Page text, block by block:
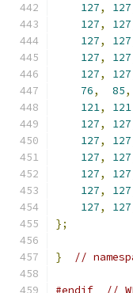
127, 127
127, 127
127, 127
127, 127
127, 127
76, 85,
121, 121
127, 127
127, 127
127, 127
127, 127
127, 127
127, 127
};
} //
#endif //